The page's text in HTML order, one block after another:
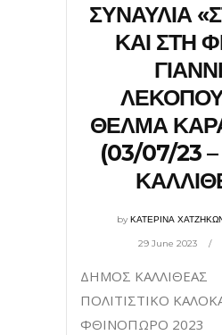
ΣΥΝΑΥΛΙΑ
ΚΑΙ ΣΤΗ
ΘΕΛΜΑ
(03/07/23
byΚΑΤΕΡΙΝΑ
29 June 2023
ΔΗΜΟΣ ΚΑΛΛΙΘΕΑΣ
ΠΟΛΙΤΙΣΤΙΚΟ
ΦΘΙΝΟΠΩΡΟ 2023